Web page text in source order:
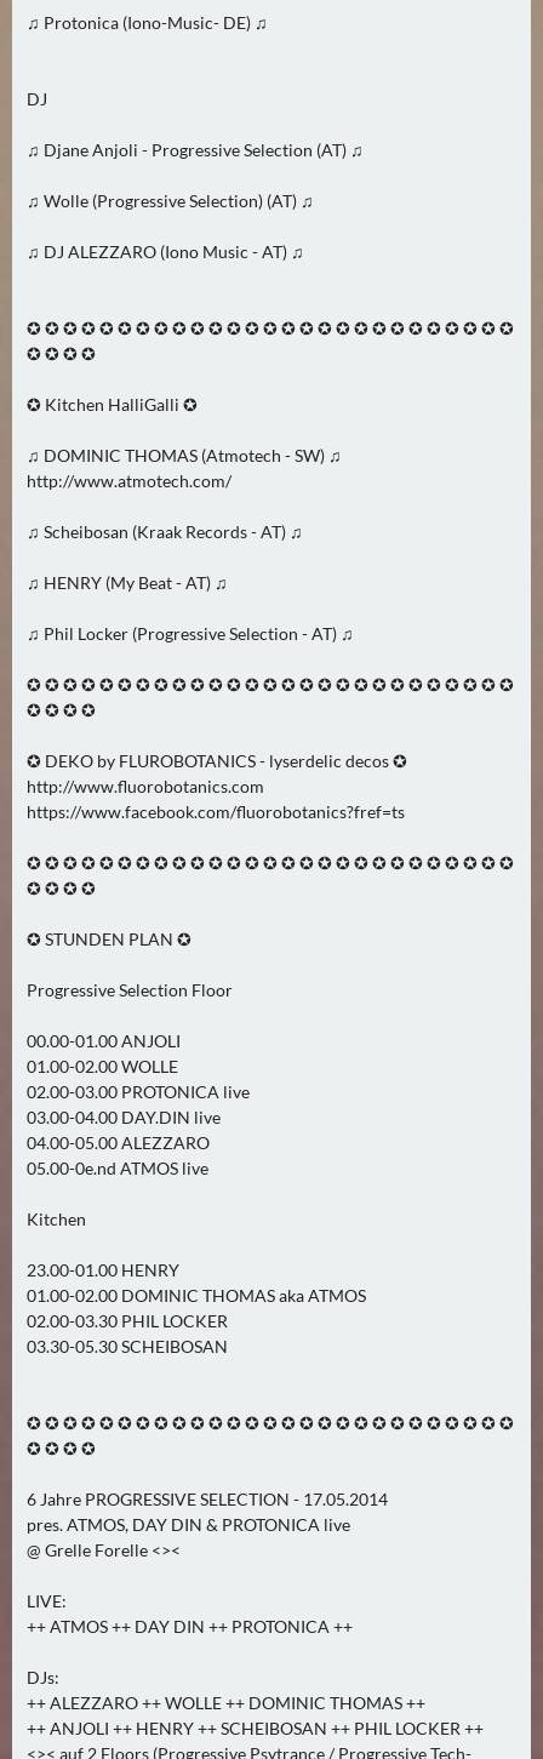
(
Ä
S
R
F
R
I
T
G
0
)
N
Ä
H
S
E
R
A
T
A
G
(
0
)
U
G
U
S
(
1
)
S
E
P
E
M
B
♫ Protonica (Iono-Music- DE) ♫
DJ
♫ Djane Anjoli - Progressive Selection (AT) ♫
♫ Wolle (Progressive Selection) (AT) ♫
♫ DJ ALEZZARO (Iono Music - AT) ♫
✪ ✪ ✪ ✪ ✪ ✪ ✪ ✪ ✪ ✪ ✪ ✪ ✪ ✪ ✪ ✪ ✪ ✪ ✪ ✪ ✪ ✪ ✪ ✪ ✪ ✪ ✪
✪ ✪ ✪ ✪
✪ Kitchen HalliGalli ✪
♫ DOMINIC THOMAS (Atmotech - SW) ♫
http://www.atmotech.com/
♫ Scheibosan (Kraak Records - AT) ♫
♫ HENRY (My Beat - AT) ♫
♫ Phil Locker (Progressive Selection - AT) ♫
✪ ✪ ✪ ✪ ✪ ✪ ✪ ✪ ✪ ✪ ✪ ✪ ✪ ✪ ✪ ✪ ✪ ✪ ✪ ✪ ✪ ✪ ✪ ✪ ✪ ✪ ✪
✪ ✪ ✪ ✪
✪ DEKO by FLUROBOTANICS - lyserdelic decos ✪
http://www.fluorobotanics.com
https://www.facebook.com/fluorobotanics?fref=ts
✪ ✪ ✪ ✪ ✪ ✪ ✪ ✪ ✪ ✪ ✪ ✪ ✪ ✪ ✪ ✪ ✪ ✪ ✪ ✪ ✪ ✪ ✪ ✪ ✪ ✪ ✪
✪ ✪ ✪ ✪
✪ STUNDEN PLAN ✪
Progressive Selection Floor
00.00-01.00 ANJOLI
01.00-02.00 WOLLE
02.00-03.00 PROTONICA live
03.00-04.00 DAY.DIN live
04.00-05.00 ALEZZARO
05.00-0e.nd ATMOS live
Kitchen
23.00-01.00 HENRY
01.00-02.00 DOMINIC THOMAS aka ATMOS
02.00-03.30 PHIL LOCKER
03.30-05.30 SCHEIBOSAN
✪ ✪ ✪ ✪ ✪ ✪ ✪ ✪ ✪ ✪ ✪ ✪ ✪ ✪ ✪ ✪ ✪ ✪ ✪ ✪ ✪ ✪ ✪ ✪ ✪ ✪ ✪
✪ ✪ ✪ ✪
6 Jahre PROGRESSIVE SELECTION - 17.05.2014
pres. ATMOS, DAY DIN & PROTONICA live
@ Grelle Forelle <><
LIVE:
++ ATMOS ++ DAY DIN ++ PROTONICA ++
DJs:
++ ALEZZARO ++ WOLLE ++ DOMINIC THOMAS ++
++ ANJOLI ++ HENRY ++ SCHEIBOSAN ++ PHIL LOCKER ++
<>< auf 2 Floors (Progressive Psytrance / Progressive Tech-